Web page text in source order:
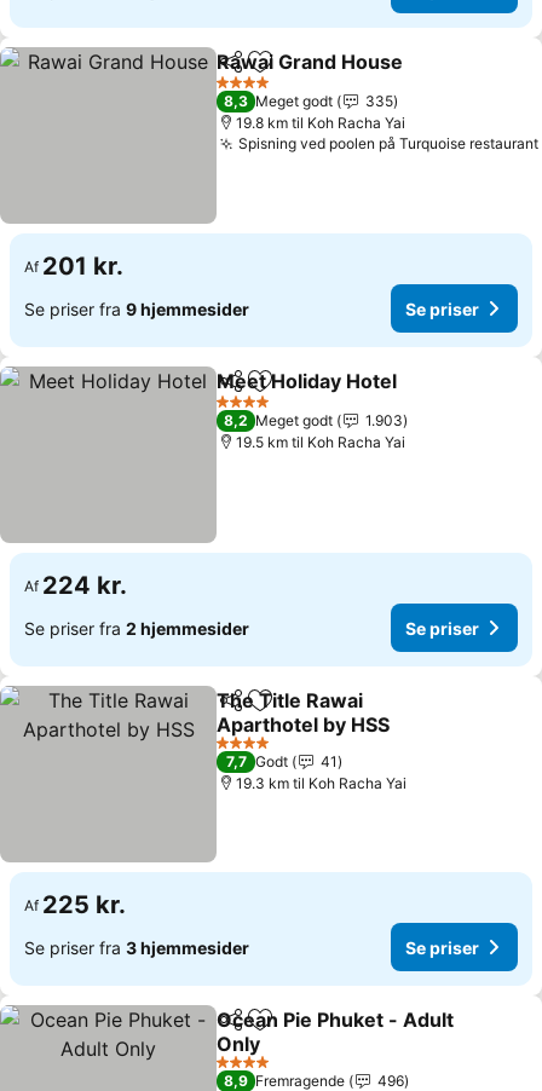
Del Føj til favoritter
Rawai Grand House
4 Stjerner
8,3 Meget godt
335
19.8 km til Koh Racha Yai
Spisning ved poolen på Turquoise restaurant
Af 201 kr.
Se priser fra 9 hjemmesider Se priser
Del Føj til favoritter
Meet Holiday Hotel
4 Stjerner
8,2 Meget godt
1.903
19.5 km til Koh Racha Yai
Af 224 kr.
Se priser fra 2 hjemmesider Se priser
Del Føj til favoritter
The Title Rawai
Aparthotel by HSS
4 Stjerner
7,7 Godt
41
19.3 km til Koh Racha Yai
Af 225 kr.
Se priser fra 3 hjemmesider Se priser
Del Føj til favoritter
Ocean Pie Phuket - Adult
Only
4 Stjerner
8,9 Fremragende 496